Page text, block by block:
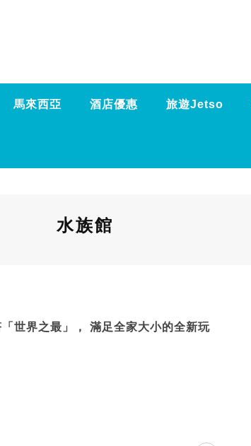
馬來西亞 酒店優惠 旅遊Jetso
水族館
世界之最」， 滿足全家大小的全新玩